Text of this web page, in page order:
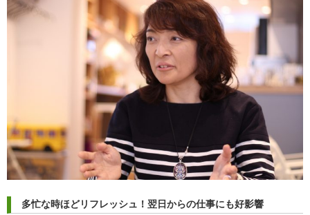
多忙な時ほどリフレッシュ！翌日からの仕事にも好影響